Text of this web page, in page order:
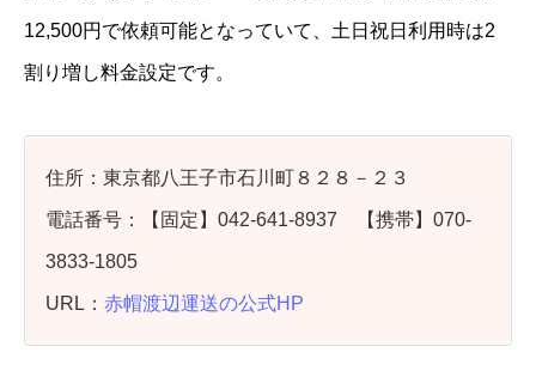
12,500円で依頼可能となっていて、土日祝日利用時は2
割り増し料金設定です。
住所：東京都八王子市石川町８２８－２３
電話番号：【固定】042-641-8937 【携帯】070-
3833-1805
URL： 赤帽渡辺運送の公式HP